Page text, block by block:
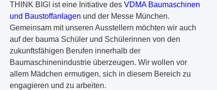
THINK BIG! ist eine Initiative des VDMA Baumaschinen
und Baustoffanlagen und der Messe München.
Gemeinsam mit unseren Ausstellern möchten wir auch
auf der bauma Schüler und Schülerinnen von den
zukunftsfähigen Berufen innerhalb der
Baumaschinenindustrie überzeugen. Wir wollen vor
allem Mädchen ermutigen, sich in diesem Bereich zu
engagieren und zu arbeiten.